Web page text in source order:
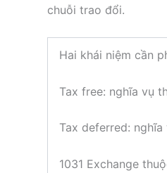
chuỗi trao đổi.
Hai khái niệm cần
Tax free: nghĩa vụ
Tax deferred:
1031 Exchange